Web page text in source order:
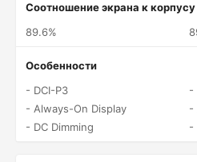
Соотношение экрана к корпусу
89.6%
Особенности
- DCI-P3
- Always-On Display
- DC Dimming
-
-
-